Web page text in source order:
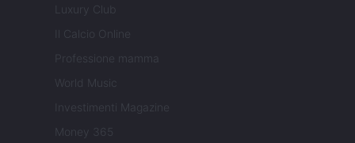
Luxury Club
Il Calcio Online
Professione mamma
World Music
Investimenti Magazine
Money 365